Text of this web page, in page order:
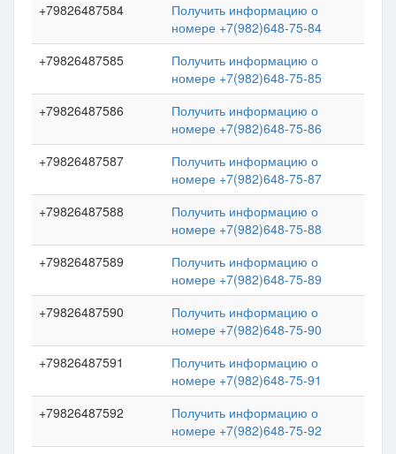
+79826487584
Получить информацию о
номере +7(982)648-75-84
+79826487585
Получить информацию о
номере +7(982)648-75-85
+79826487586
Получить информацию о
номере +7(982)648-75-86
+79826487587
Получить информацию о
номере +7(982)648-75-87
+79826487588
Получить информацию о
номере +7(982)648-75-88
+79826487589
Получить информацию о
номере +7(982)648-75-89
+79826487590
Получить информацию о
номере +7(982)648-75-90
+79826487591
Получить информацию о
номере +7(982)648-75-91
+79826487592
Получить информацию о
номере +7(982)648-75-92